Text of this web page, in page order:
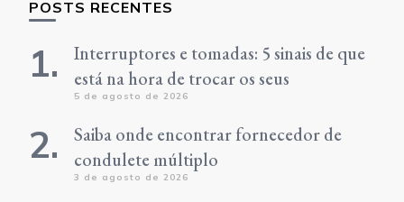
POSTS RECENTES
Interruptores e tomadas: 5 sinais de que
está na hora de trocar os seus
5 de agosto de 2026
Saiba onde encontrar fornecedor de
condulete múltiplo
3 de agosto de 2026